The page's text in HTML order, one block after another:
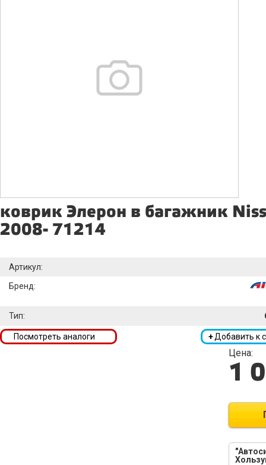
коврик Элерон в багажник
2008- 71214
Артикул:
Бренд:
Тип:
+Добавить к
Посмотреть аналоги
Цена:
1